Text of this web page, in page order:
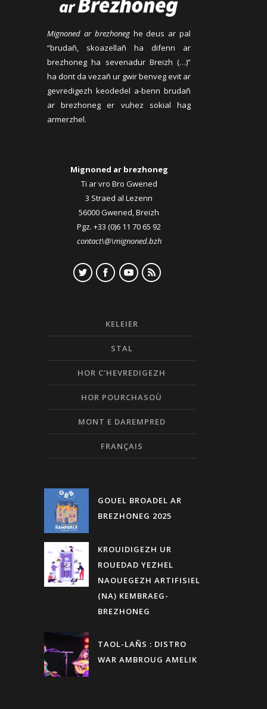
Mignoned ar brezhoneghe deus ar pal
“brudañ, skoazellañ ha difenn ar
brezhoneg ha sevenadur Breizh (…)”
ha dont da vezañ ur gwir benveg evit ar
gevredigezh keodedel a-benn brudañ
ar brezhoneg er vuhez sokial hag
armerzhel.
Mignoned ar brezhoneg
Ti ar vro Bro Gwened
3 Straed al Lezenn
56000 Gwened, Breizh
Pgz. +33 (0)6 11 70 65 92
contact\@\mignoned.bzh
KELEIER
STAL
HOR C’HEVREDIGEZH
HOR POURCHASOÙ
MONT E DAREMPRED
FRANÇAIS
GOUEL BROADEL AR
BREZHONEG 2025
KROUIDIGEZH UR
ROUEDAD YEZHEL
NAOUEGEZH ARTIFISIEL
(NA) KEMBRAEG-
BREZHONEG
TAOL-LAÑS : DISTRO
WAR AMBROUG AMELIK